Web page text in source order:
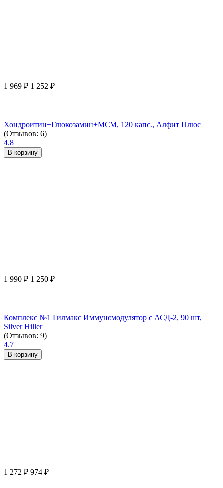
1 969 ₽ 1 252 ₽
Хондроитин+Глюкозамин+МСМ, 120 капс., Алфит Плюс
(Отзывов: 6)
4.8
В корзину
1 990 ₽ 1 250 ₽
Комплекс №1 Гилмакс Иммуномодулятор с АСД-2, 90 шт,
Silver Hiller
(Отзывов: 9)
4.7
В корзину
1 272 ₽ 974 ₽